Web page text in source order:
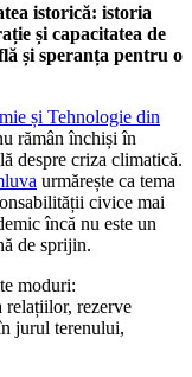
istorică: istoria
și capacitatea de
și speranța pentru o
și Tehnologie din
rămân închiși în
despre criza climatică.
urmărește ca tema
civice mai
încă nu este un
de sprijin.
moduri:
relațiilor, rezerve
jurul terenului,